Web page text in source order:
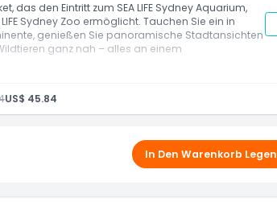
und besuchen Sie diese Tour-Option wann
das den Eintritt zum SEA LIFE Sydney Aquarium,
Sydney Zoo ermöglicht. Tauchen Sie ein in
genießen Sie panoramische Stadtansichten
ganz nah – alles an einem
Tussauds, Sydney Tower Eye und WILD LIFE
in Sydney
US$ 45.84
In Den Warenkorb Legen